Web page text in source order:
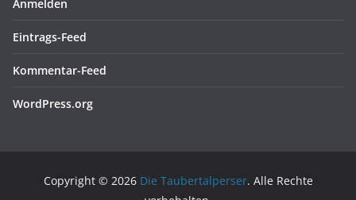
Anmelden
Eintrags-Feed
Kommentar-Feed
WordPress.org
Copyright © 2026 Die Taubertalperser. Alle Rechte